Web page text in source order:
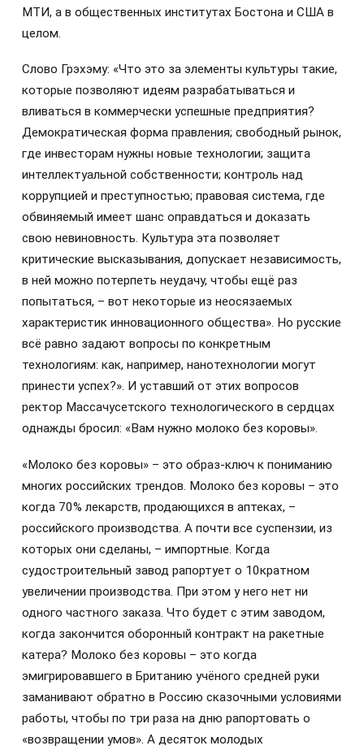
МТИ, а в общественных институтах Бостона и США в
целом.
Слово Грэхэму: «Что это за элементы культуры такие,
которые позволяют идеям разрабатываться и
вливаться в коммерчески успешные предприятия?
Демократическая форма правления; свободный рынок,
где инвесторам нужны новые технологии; защита
интеллектуальной собственности; контроль над
коррупцией и преступностью; правовая система, где
обвиняемый имеет шанс оправдаться и доказать
свою невиновность. Культура эта позволяет
критические высказывания, допускает независимость,
в ней можно потерпеть неудачу, чтобы ещё раз
попытаться, – вот некоторые из неосязаемых
характеристик инновационного общества». Но русские
всё равно задают вопросы по конкретным
технологиям: как, например, нанотехнологии могут
принести успех?». И уставший от этих вопросов
ректор Mассачусетского технологического в сердцах
однажды бросил: «Вам нужно молоко без коровы».
«Молоко без коровы» – это образ-ключ к пониманию
многих российских трендов. Молоко без коровы – это
когда 70% лекарств, продающихся в аптеках, –
российского производства. А почти все суспензии, из
которых они сделаны, – импортные. Когда
судостроительный завод рапортует о 10кратном
увеличении производства. При этом у него нет ни
одного частного заказа. Что будет с этим заводом,
когда закончится оборонный контракт на ракетные
катера? Молоко без коровы – это когда
эмигрировавшего в Британию учёного средней руки
заманивают обратно в Россию сказочными условиями
работы, чтобы по три раза на дню рапортовать о
«возвращении умов». А десяток молодых